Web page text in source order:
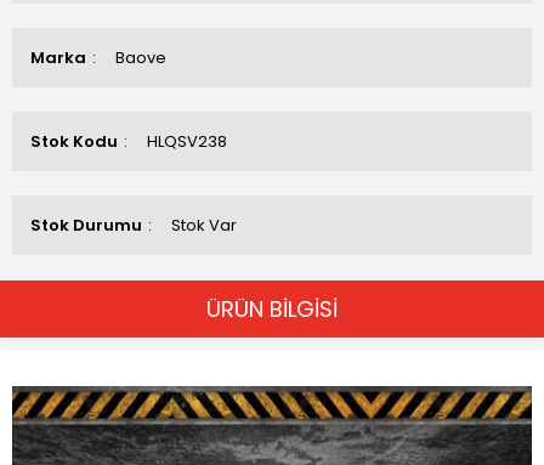
Marka Baove
Stok Kodu HLQSV238
Stok Durumu Stok Var
ÜRÜN BİLGİSİ